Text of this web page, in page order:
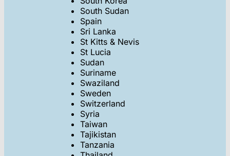
South Sudan
Spain
Sri Lanka
St Kitts & Nevis
St Lucia
Sudan
Suriname
Swaziland
Sweden
Switzerland
Syria
Taiwan
Tajikistan
Tanzania